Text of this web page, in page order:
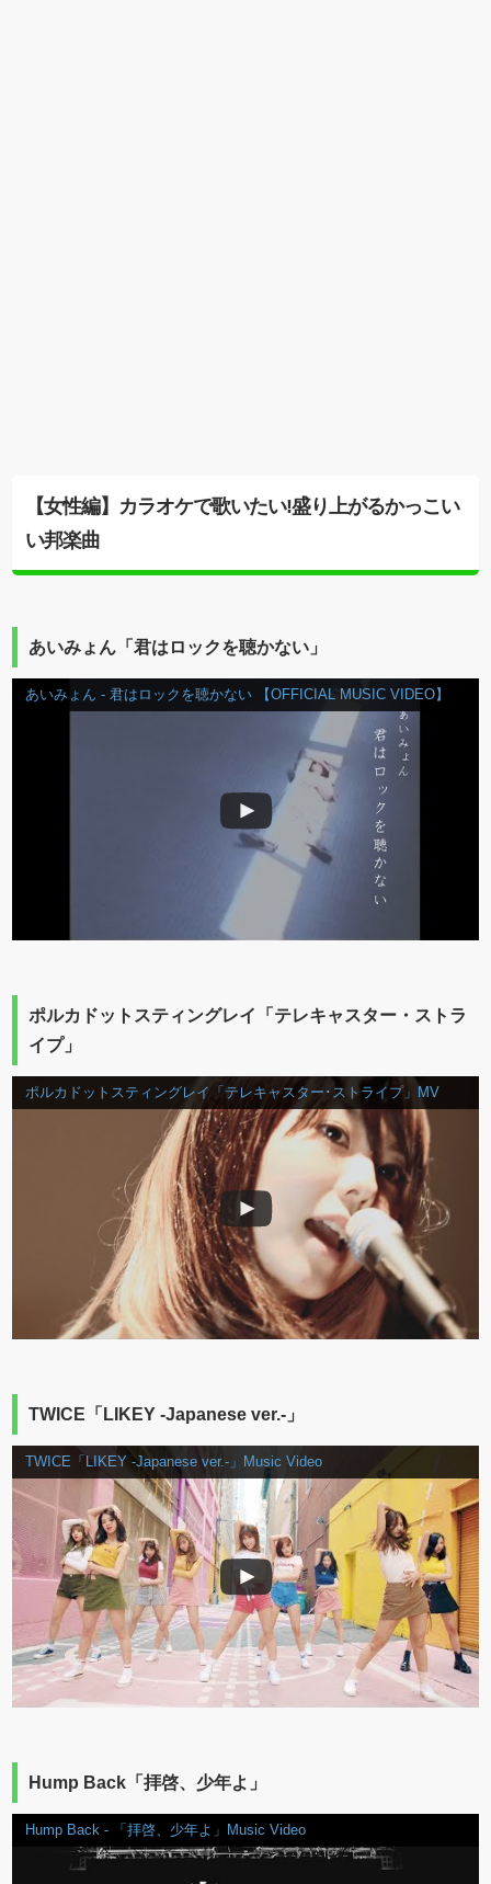
【女性編】カラオケで歌いたい!盛り上がるかっこい
い邦楽曲
あいみょん「君はロックを聴かない」
あいみょん - 君はロックを聴かない 【OFFICIAL MUSIC VIDEO】
ポルカドットスティングレイ「テレキャスター・ストラ
イプ」
ポルカドットスティングレイ「テレキャスター･ストライプ」MV
TWICE「LIKEY -Japanese ver.-」
TWICE「LIKEY -Japanese ver.-」Music Video
Hump Back「拝啓、少年よ」
Hump Back - 「拝啓、少年よ」Music Video